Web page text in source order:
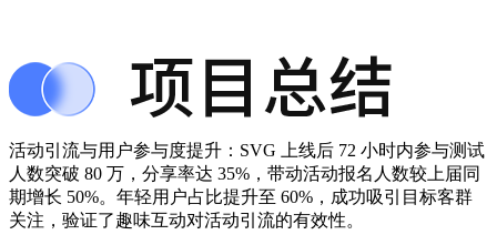
活动引流与用户参与度提升：SVG 上线后 72 小时内参与测试
人数突破 80 万，分享率达 35%，带动活动报名人数较上届同
期增长 50%。年轻用户占比提升至 60%，成功吸引目标客群
关注，验证了趣味互动对活动引流的有效性。